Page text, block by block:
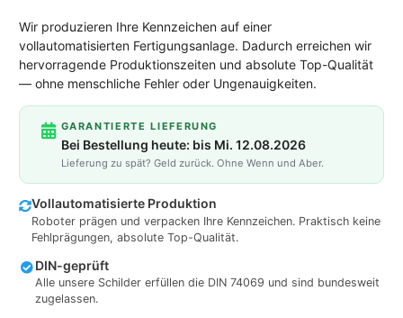
Wir produzieren Ihre Kennzeichen auf einer
vollautomatisierten Fertigungsanlage. Dadurch erreichen wir
hervorragende Produktionszeiten und absolute Top-Qualität
— ohne menschliche Fehler oder Ungenauigkeiten.
GARANTIERTE LIEFERUNG
Bei Bestellung heute: bis Mi. 12.08.2026
Lieferung zu spät? Geld zurück. Ohne Wenn und Aber.
Vollautomatisierte Produktion
Roboter prägen und verpacken Ihre Kennzeichen. Praktisch keine
Fehlprägungen, absolute Top-Qualität.
DIN-geprüft
Alle unsere Schilder erfüllen die DIN 74069 und sind bundesweit
zugelassen.